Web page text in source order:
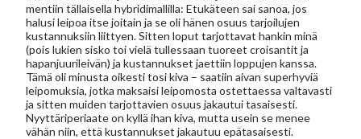
mentiin tällaisella hybridimallilla: Etukäteen sai sanoa, jos
halusi leipoa itse joitain ja se oli hänen osuus tarjoilujen
kustannuksiin liittyen. Sitten loput tarjottavat hankin minä
(pois lukien sisko toi vielä tullessaan tuoreet croisantit ja
hapanjuurileivän) ja kustannukset jaettiin loppujen kanssa.
Tämä oli minusta oikesti tosi kiva – saatiin aivan superhyviä
leipomuksia, jotka maksaisi leipomosta ostettaessa valtavasti
ja sitten muiden tarjottavien osuus jakautui tasaisesti.
Nyyttäriperiaate on kyllä ihan kiva, mutta usein se menee
vähän niin, että kustannukset jakautuu epätasaisesti.